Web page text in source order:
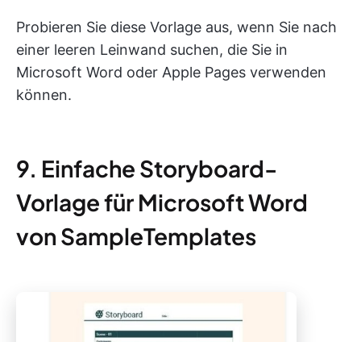
Probieren Sie diese Vorlage aus, wenn Sie nach
einer leeren Leinwand suchen, die Sie in
Microsoft Word oder Apple Pages verwenden
können.
9. Einfache Storyboard-
Vorlage für Microsoft Word
von SampleTemplates